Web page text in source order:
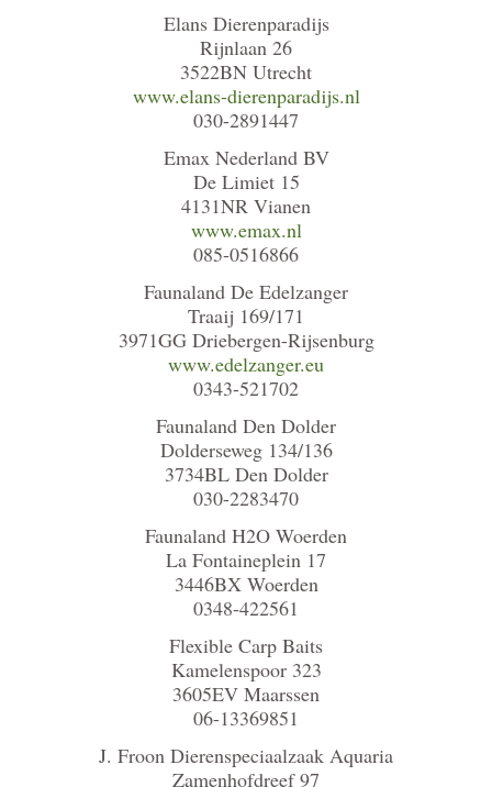
Elans Dierenparadijs
Rijnlaan 26
3522BN Utrecht
www.elans-dierenparadijs.nl
030-2891447
Emax Nederland BV
De Limiet 15
4131NR Vianen
www.emax.nl
085-0516866
Faunaland De Edelzanger
Traaij 169/171
3971GG Driebergen-Rijsenburg
www.edelzanger.eu
0343-521702
Faunaland Den Dolder
Dolderseweg 134/136
3734BL Den Dolder
030-2283470
Faunaland H2O Woerden
La Fontaineplein 17
3446BX Woerden
0348-422561
Flexible Carp Baits
Kamelenspoor 323
3605EV Maarssen
06-13369851
J. Froon Dierenspeciaalzaak Aquaria
Zamenhofdreef 97